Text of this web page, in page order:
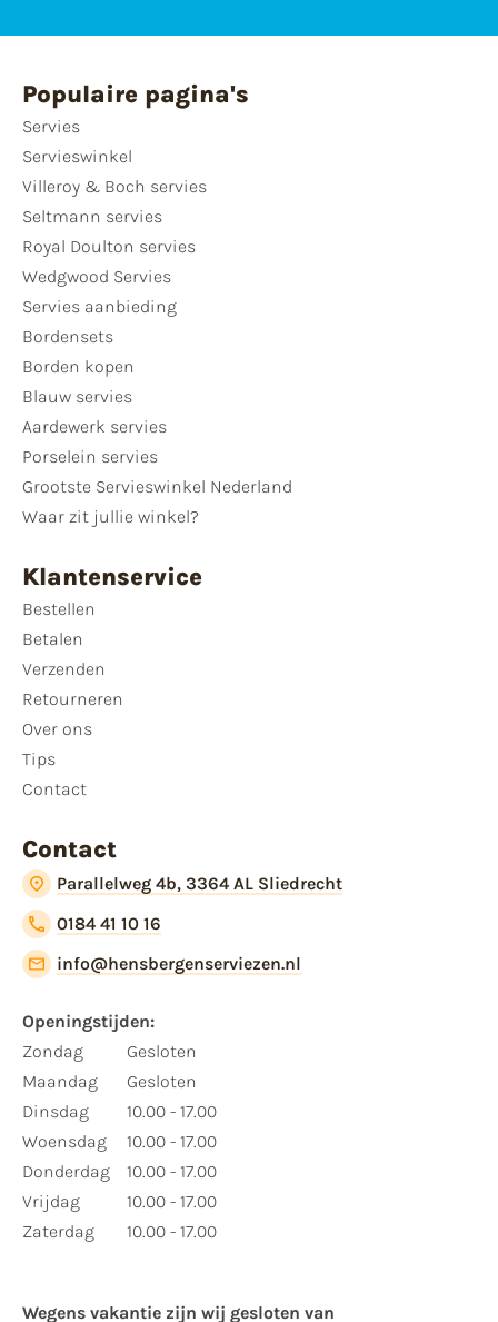
Populaire pagina's
Servies
Servieswinkel
Villeroy & Boch servies
Seltmann servies
Royal Doulton servies
Wedgwood Servies
Servies aanbieding
Bordensets
Borden kopen
Blauw servies
Aardewerk servies
Porselein servies
Grootste Servieswinkel Nederland
Waar zit jullie winkel?
Klantenservice
Bestellen
Betalen
Verzenden
Retourneren
Over ons
Tips
Contact
Contact
Parallelweg 4b, 3364 AL Sliedrecht
0184 41 10 16
info@hensbergenserviezen.nl
Openingstijden:
Zondag
Maandag
Dinsdag
Woensdag
Donderdag
Vrijdag
Zaterdag
Gesloten
Gesloten
10.00 - 17.00
10.00 - 17.00
10.00 - 17.00
10.00 - 17.00
10.00 - 17.00
Wegens vakantie zijn wij gesloten van ​